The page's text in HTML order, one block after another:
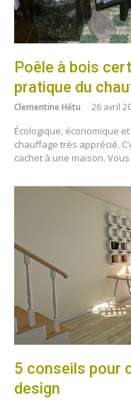
Poêle à bois
pratique du
Clementine Hétu 26 avril
Écologique, économique
chauffage très apprécié.
cachet à une maison.
5 conseils pour
design